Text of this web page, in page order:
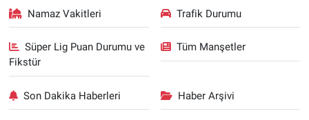
Namaz Vakitleri Trafik Durumu
Süper Lig Puan Durumu ve
Fikstür
Tüm Manşetler
Son Dakika Haberleri Haber Arşivi